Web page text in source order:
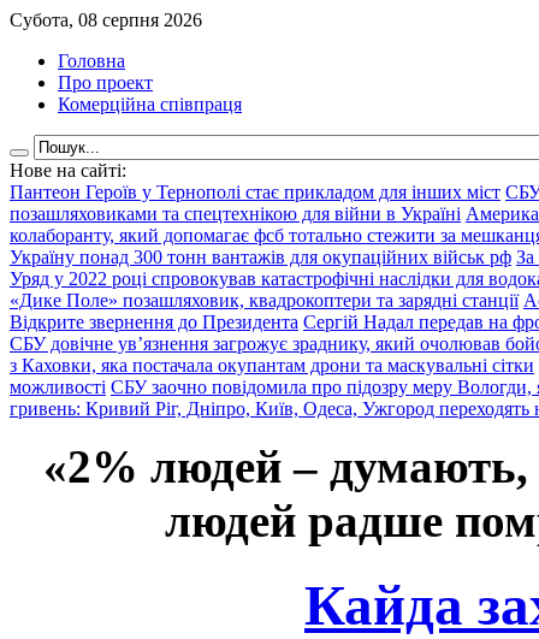
Субота, 08 серпня 2026
Головна
Про проект
Комерційна співпраця
Нове на сайті:
Пантеон Героїв у Тернополі стає прикладом для інших міст СБУ
позашляховиками та спецтехнікою для війни в Україні
колаборанту, який допомагає фсб тотально стежити за
Україну понад 300 тонн вантажів для окупаційних військ рф За
Уряд у 2022 році спровокував катастрофічні наслідки для
«Дике Поле» позашляховик, квадрокоптери та зарядні станції
Відкрите звернення до Президента Сергій Надал передав на
СБУ довічне ув’язнення загрожує зраднику, який очолював
з Каховки, яка постачала окупантам дрони та маскувальні сітки
можливості СБУ заочно повідомила про підозру меру Вологди,
гривень: Кривий Ріг, Дніпро, Київ, Одеса, Ужгород переходять
«2% людей –
людей радше
Кайда